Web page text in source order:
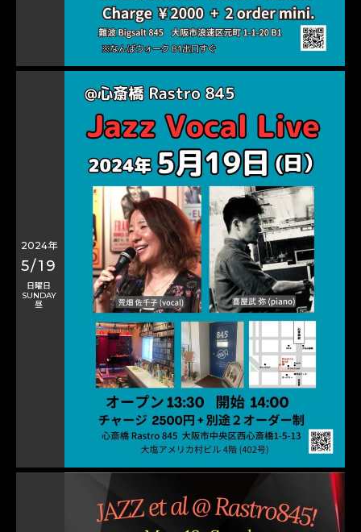
2024年
5/19
日曜日
SUNDAY
昼